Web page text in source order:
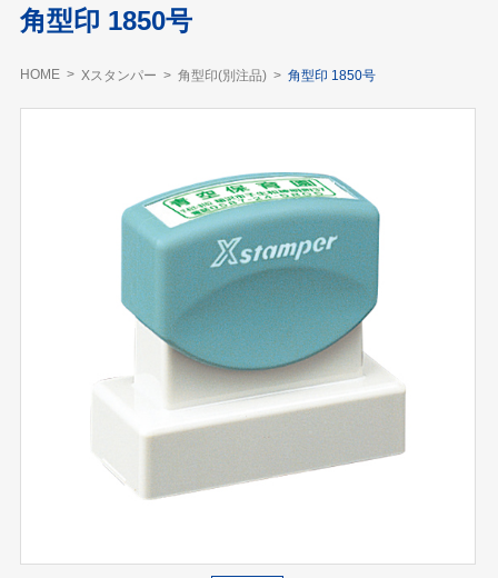
角型印 1850号
HOME Xスタンパー 角型印(別注品) 角型印 1850号